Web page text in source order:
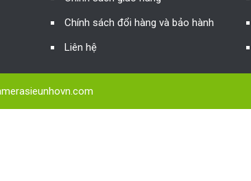
Chính sách đổi hàng và bảo hành
Liên hệ